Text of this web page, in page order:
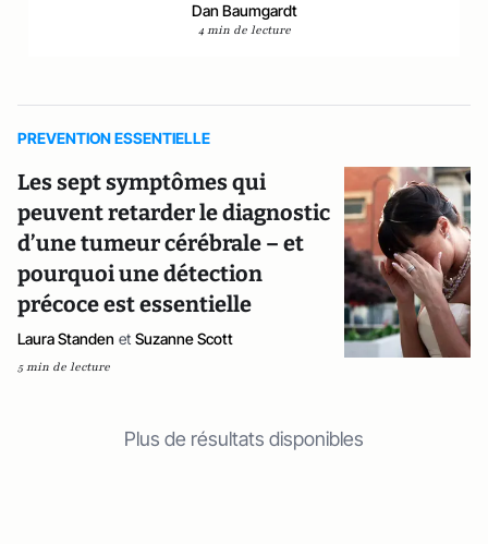
Dan Baumgardt
4 min de lecture
PREVENTION ESSENTIELLE
Les sept symptômes qui
peuvent retarder le diagnostic
d’une tumeur cérébrale – et
pourquoi une détection
précoce est essentielle
Laura Standen et Suzanne Scott
5 min de lecture
Plus de résultats disponibles